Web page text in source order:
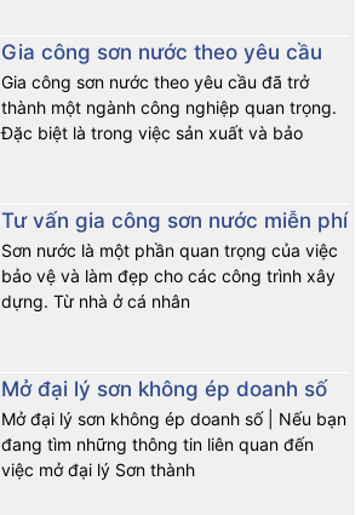
Gia công sơn nước theo yêu cầu
Gia công sơn nước theo yêu cầu đã trở
thành một ngành công nghiệp quan trọng.
Đặc biệt là trong việc sản xuất và bảo
Tư vấn gia công sơn nước miễn phí
Sơn nước là một phần quan trọng của việc
bảo vệ và làm đẹp cho các công trình xây
dựng. Từ nhà ở cá nhân
Mở đại lý sơn không ép doanh số
Mở đại lý sơn không ép doanh số | Nếu bạn
đang tìm những thông tin liên quan đến
việc mở đại lý Sơn thành